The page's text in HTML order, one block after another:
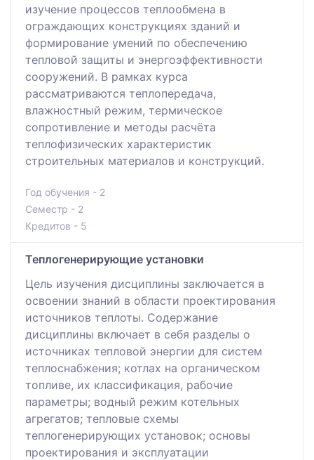
изучение процессов теплообмена в
ограждающих конструкциях зданий и
формирование умений по обеспечению
тепловой защиты и энергоэффективности
сооружений. В рамках курса
рассматриваются теплопередача,
влажностный режим, термическое
сопротивление и методы расчёта
теплофизических характеристик
строительных материалов и конструкций.
Год обучения - 2
Семестр - 2
Кредитов - 5
Теплогенерирующие установки
Цель изучения дисциплины заключается в
освоении знаний в области проектирования
источников теплоты. Содержание
дисциплины включает в себя разделы о
источниках тепловой энергии для систем
теплоснабжения; котлах на органическом
топливе, их классификация, рабочие
параметры; водный режим котельных
агрегатов; тепловые схемы
теплогенерирующих установок; основы
проектирования и эксплуатации